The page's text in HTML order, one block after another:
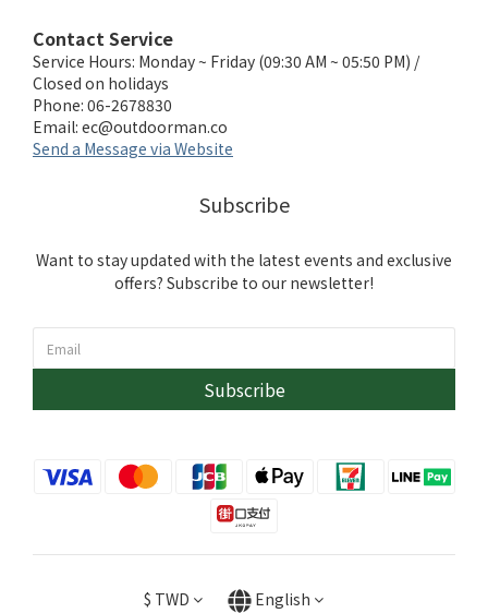
Contact Service
Service Hours: Monday ~ Friday (09:30 AM ~ 05:50 PM) /
Closed on holidays
Phone: 06-2678830
Email: ec@outdoorman.co
Send a Message via Website
Subscribe
Want to stay updated with the latest events and exclusive
offers? Subscribe to our newsletter!
Subscribe
$ TWD English